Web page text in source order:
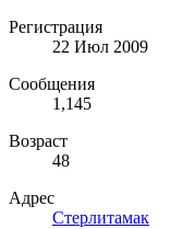
Регистрация
22 Июл 2009
Сообщения
1,145
Возраст
48
Адрес
Стерлитамак